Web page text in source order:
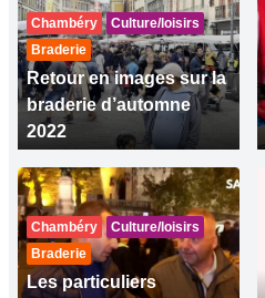
Chambéry
Culture/loisirs
Braderie
Retour en images sur la
braderie d’automne
2022
Chambéry
Culture/loisirs
Braderie
Les particuliers